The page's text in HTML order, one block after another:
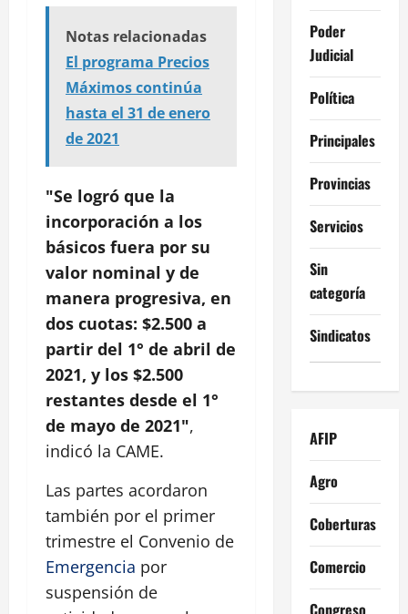
Notas relacionadas
El programa Precios
Máximos continúa
hasta el 31 de enero
de 2021
"Se logró que la
incorporación a los
básicos fuera por su
valor nominal y de
manera progresiva, en
dos cuotas: $2.500 a
partir del 1° de abril de
2021, y los $2.500
restantes desde el 1°
de mayo de 2021",
indicó la CAME.
Las partes acordaron
también por el primer
trimestre el Convenio de
Emergencia por
suspensión de
Poder
Judicial
Política
Principales
Provincias
Servicios
Sin
categoría
Sindicatos
AFIP
Agro
Coberturas
Comercio
Congreso